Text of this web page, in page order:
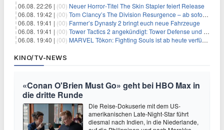
06.08. 22:26 | (00) Neuer Horror‑Titel The Skin Stapler feiert Release
06.08. 19:42 | (00) Tom Clancy’s The Division Resurgence – ab sofort für euch verfügbar
06.08. 19:41 | (00) Farmer’s Dynasty 2 bringt euch neue Fahrzeuge
06.08. 19:41 | (00) Tower Tactics 2 angekündigt: Tower Defense und Deckbuilding Kombo kehrt zurück
06.08. 19:40 | (00) MARVEL Tōkon: Fighting Souls ist ab heute verfügbar
KINO/TV-NEWS
«Conan O'Brien Must Go» geht bei HBO Max in
die dritte Runde
Die Reise-Dokuserie mit dem US-
amerikanischen Late-Night-Star führt
diesmal nach Indien, in die Niederlande,